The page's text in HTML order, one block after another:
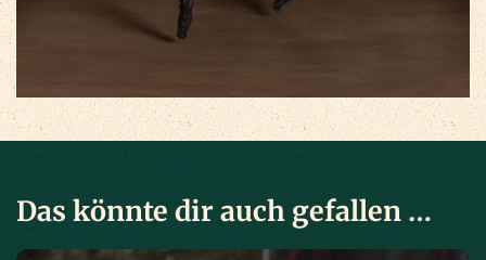
Das könnte dir auch gefallen …